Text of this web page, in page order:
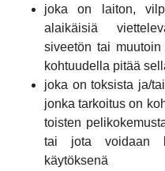
joka on laiton,
alaikäisiä
siveetön tai
kohtuudella pitää
joka on toksista ja/
jonka tarkoitus on
toisten
tai jota voidaan
käytöksenä